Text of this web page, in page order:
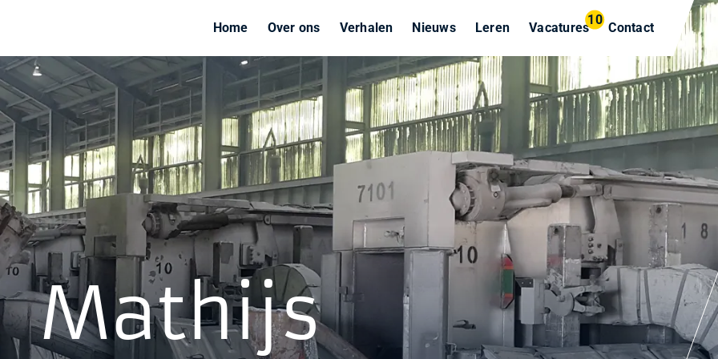
Home Over ons Verhalen Nieuws Leren Vacatures
10
Contact
Mathijs